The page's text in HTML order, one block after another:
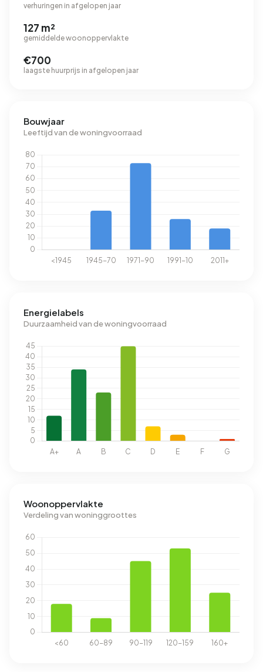
verhuringen in afgelopen jaar
127 m²
gemiddelde woonoppervlakte
€700
laagste huurprijs in afgelopen jaar
Bouwjaar
Leeftijd van de woningvoorraad
Energielabels
Duurzaamheid van de woningvoorraad
Woonoppervlakte
Verdeling van woninggroottes